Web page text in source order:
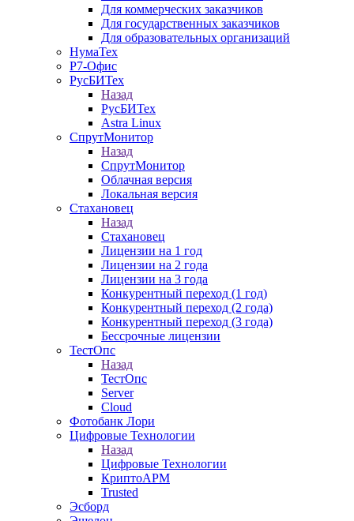
Для коммерческих заказчиков
Для государственных заказчиков
Для образовательных организаций
НумаТех
Р7-Офис
РусБИТех
Назад
РусБИТех
Astra Linux
СпрутМонитор
Назад
СпрутМонитор
Облачная версия
Локальная версия
Стахановец
Назад
Стахановец
Лицензии на 1 год
Лицензии на 2 года
Лицензии на 3 года
Конкурентный переход (1 год)
Конкурентный переход (2 года)
Конкурентный переход (3 года)
Бессрочные лицензии
ТестОпс
Назад
ТестОпс
Server
Cloud
Фотобанк Лори
Цифровые Технологии
Назад
Цифровые Технологии
КриптоАРМ
Trusted
Эсборд